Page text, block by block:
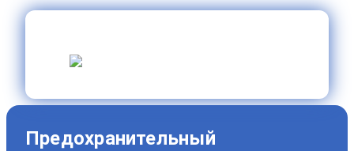
Предохранительный